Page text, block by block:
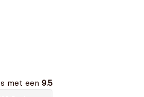
met een 9.5